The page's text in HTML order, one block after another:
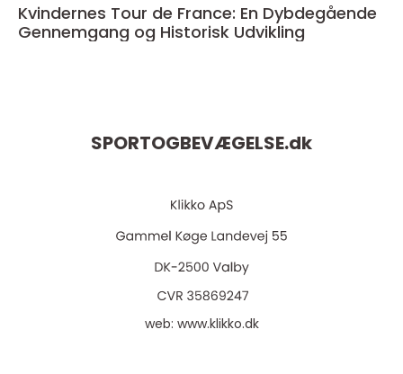
Kvindernes Tour de France: En Dybdegående
Gennemgang og Historisk Udvikling
SPORTOGBEVÆGELSE.dk
web: www.klikko.dk